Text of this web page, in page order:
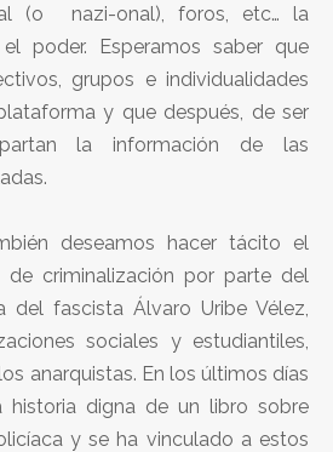
(o nazi-onal), foros, etc… la
poder. Esperamos saber que
grupos e individualidades
y que después, de ser
la información de las
deseamos hacer tácito el
de criminalización por parte del
del fascista Álvaro Uribe Vélez,
sociales y estudiantiles,
anarquistas. En los últimos días
historia digna de un libro sobre
y se ha vinculado a estos